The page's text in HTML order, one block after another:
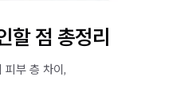
할 점 총정리
피부 층 차이,